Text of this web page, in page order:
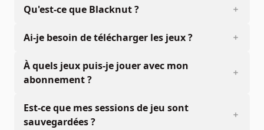
Qu'est-ce que Blacknut ?
Ai-je besoin de télécharger les jeux ?
À quels jeux puis-je jouer avec mon
abonnement ?
Est-ce que mes sessions de jeu sont
sauvegardées ?